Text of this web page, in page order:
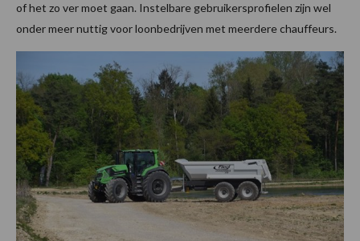
of het zo ver moet gaan. Instelbare gebruikersprofielen zijn wel
onder meer nuttig voor loonbedrijven met meerdere chauffeurs.